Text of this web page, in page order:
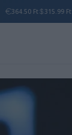
364.50 Ft 315.99 Ft